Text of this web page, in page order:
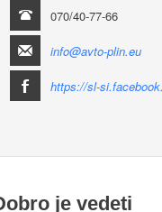
070/40-77-66
info@avto-plin.eu
https://sl-
je vedeti